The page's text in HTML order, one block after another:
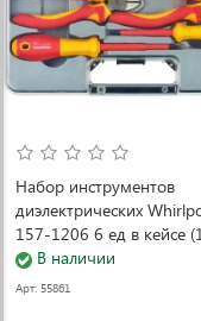
Набор инструментов
диэлектрических
157-1206 6 ед в кейсе
1206)В наличии
Арт: 55861